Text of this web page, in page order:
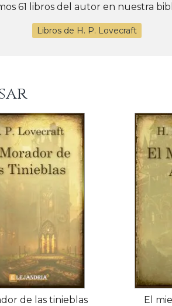
61 libros del autor en nuestra
Libros de H. P. Lovecraft
de las tinieblas El